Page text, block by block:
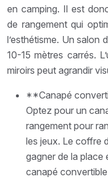
en camping. Il est
de rangement qui
l’esthétisme. Un salon
10-15 mètres carrés.
miroirs peut agrandir
**Canapé
Optez pour un
rangement pour
les jeux. Le coffre
gagner de la place
canapé